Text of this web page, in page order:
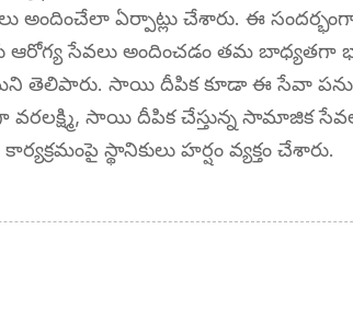
అందించేలా ఏర్పాట్లు చేశారు. ఈ
ఆరోగ్య సేవలు అందించడం తమ బాధ్యతగా
తెలిపారు. సాయి దీపిక కూడా ఈ సేవా పనుల్లో
వరలక్ష్మి, సాయి దీపిక చేస్తున్న సామాజిక
స్థానికులు హర్షం వ్యక్తం చేశారు.